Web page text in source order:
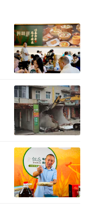
党小组，这
组。一时间，
为鄂东革命策
拧成一股绳跟
更是舍小家为
记吴建芳说，
故事长大的。
势力对革命据